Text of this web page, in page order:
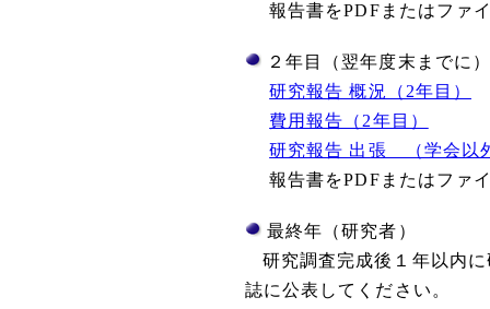
報告書をPDFまたはファ
２年目（翌年度末までに）
研究報告 概況（2年目）
費用報告（2年目）
研究報告 出張 （学会以
報告書をPDFまたはファ
最終年（研究者）
研究調査完成後１年以内
誌に公表してください。